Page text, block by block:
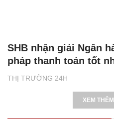
THỊ TRƯỜNG 24H
SHB nhận giải Ngân
pháp thanh toán tốt
XEM